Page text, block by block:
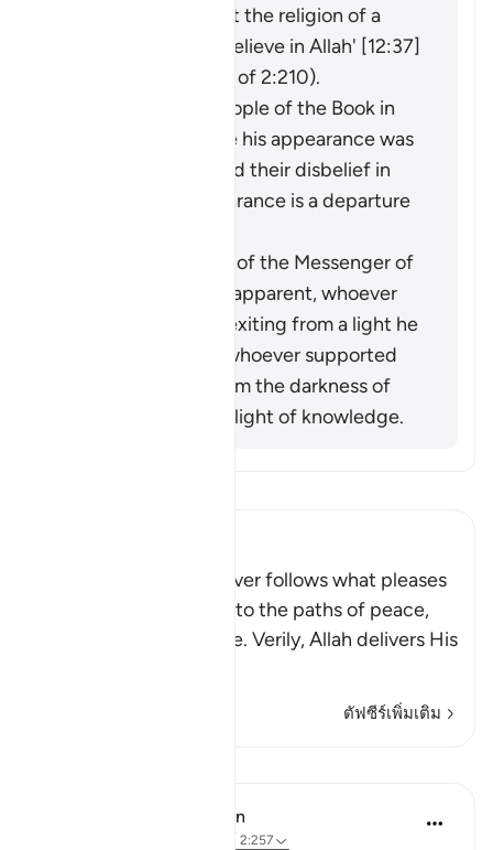
of Joseph: 'I have left the religion of a
people who do not believe in Allah' [12:37]
(and see explanation of 2:210).
The faith of the People of the Book in
the Prophet before his appearance was
a light for them, and their disbelief in
him after his appearance is a departure
When the miracles of the Messenger of
opposed him was exiting from a light he
had known, while whoever supported
him was exiting from the darkness of
ignorance into the light of knowledge.
Allah stated that whoever follows what pleases
Him, He will guide him to the paths of peace,
that is Islam, or Paradise. Verily, Allah delivers His
ตัฟซีร์เพิ่มเติม
In the Shade of the Quran
อายะห์ 2:257